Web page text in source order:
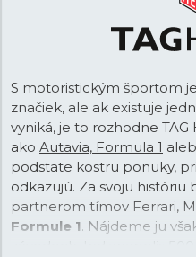
S motoristickým športom
značiek, ale ak existuje
vyniká, je to rozhodne
ako Autavia, Formula 1
podstate kostru ponuky,
odkazujú. Za svoju históriu
partnerom tímov Ferrari,
Formule 1. Nájdeme ju